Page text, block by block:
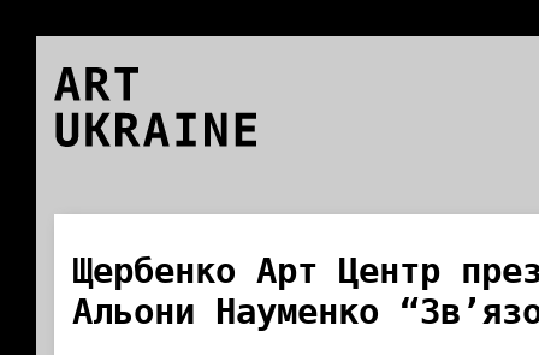
ART
UKRAINE
Щербенко Арт Центр
Альони Науменко